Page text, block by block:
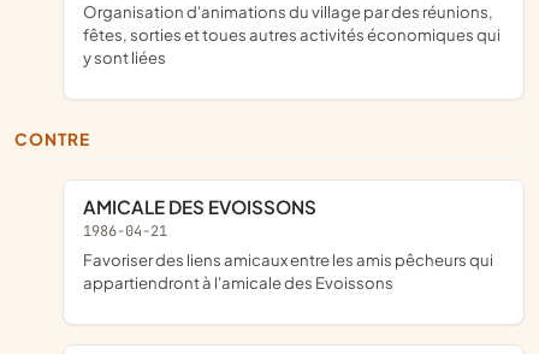
organisation d'animations du village par des réunions,
fêtes, sorties et toues autres activités économiques qui
y sont liées
CONTRE
AMICALE DES EVOISSONS
1986-04-21
favoriser des liens amicaux entre les amis pêcheurs qui
appartiendront à l'amicale des Evoissons